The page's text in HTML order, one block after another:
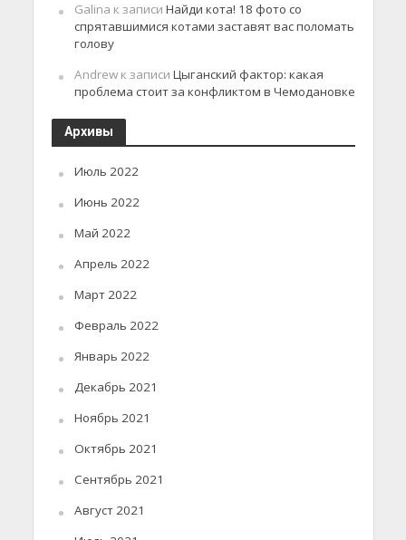
Galina к записи Найди кота! 18 фото со
спрятавшимися котами заставят вас поломать
голову
Andrewк записи Цыганский фактор: какая
проблема стоит за конфликтом в Чемодановке
Архивы
Июль 2022
Июнь 2022
Май 2022
Апрель 2022
Март 2022
Февраль 2022
Январь 2022
Декабрь 2021
Ноябрь 2021
Октябрь 2021
Сентябрь 2021
Август 2021